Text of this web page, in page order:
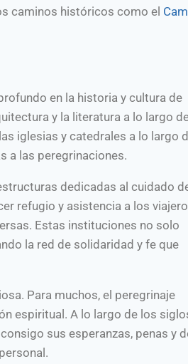
caminos históricos como el
en la historia y cultura de
y la literatura a lo largo
iglesias y catedrales a lo largo
a las peregrinaciones.
dedicadas al cuidado
refugio y asistencia a los
Estas instituciones no solo
la red de solidaridad y fe que
Para muchos, el peregrinaje
espiritual. A lo largo de los
sus esperanzas, penas y